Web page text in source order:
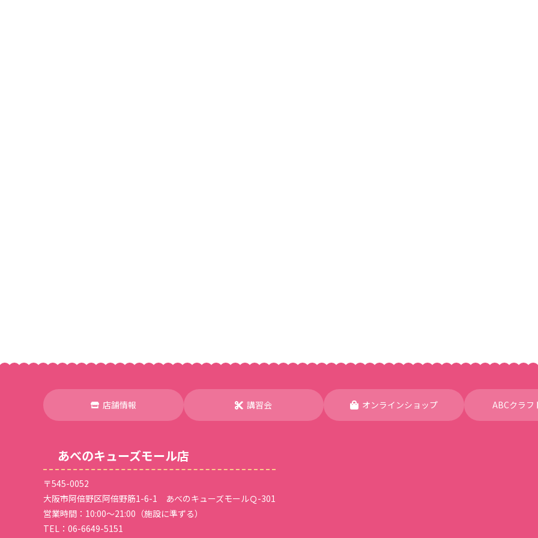
店舗情報 講習会 オンラインショップ ABCクラフ
あべのキューズモール店
〒545-0052
大阪市阿倍野区阿倍野筋1-6-1 あべのキューズモールＱ-301
営業時間：10:00～21:00（施設に準ずる）
TEL： 06-6649-5151